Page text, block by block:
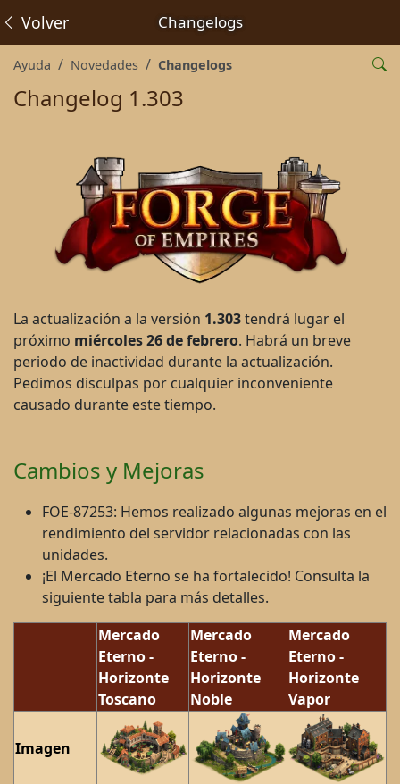
Changelogs
Volver
Ayuda Novedades Changelogs
Changelog 1.303
La actualización a la versión 1.303tendrá lugar el
próximo miércoles 26 de febrero. Habrá un breve
periodo de inactividad durante la actualización.
Pedimos disculpas por cualquier inconveniente
causado durante este tiempo.
Cambios y Mejoras
FOE-87253: Hemos realizado algunas mejoras en el
rendimiento del servidor relacionadas con las
unidades.
¡El Mercado Eterno se ha fortalecido! Consulta la
siguiente tabla para más detalles.
Mercado
Eterno -
Horizonte
Toscano
Mercado
Eterno -
Horizonte
Noble
Mercado
Eterno -
Horizonte
Vapor
Imagen